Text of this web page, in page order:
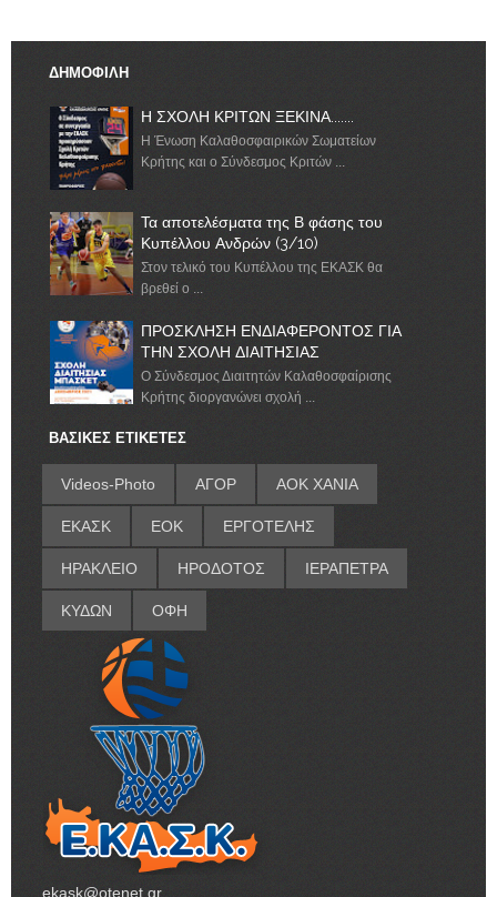
ΔΗΜΟΦΙΛΗ
Η ΣΧΟΛΗ ΚΡΙΤΩΝ ΞΕΚΙΝΑ.......
Η Ένωση Καλαθοσφαιρικών Σωματείων
Κρήτης και ο Σύνδεσμος Κριτών ...
Τα αποτελέσματα της Β φάσης του
Κυπέλλου Ανδρών (3/10)
Στον τελικό του Κυπέλλου της ΕΚΑΣΚ θα
βρεθεί ο ...
ΠΡΟΣΚΛΗΣΗ ΕΝΔΙΑΦΕΡΟΝΤΟΣ ΓΙΑ
ΤΗΝ ΣΧΟΛΗ ΔΙΑΙΤΗΣΙΑΣ
Ο Σύνδεσμος Διαιτητών Καλαθοσφαίρισης
Κρήτης διοργανώνει σχολή ...
ΒΑΣΙΚΕΣ ΕΤΙΚΕΤΕΣ
Videos-Photo ΑΓΟΡ ΑΟΚ ΧΑΝΙΑ
ΕΚΑΣΚ ΕΟΚ ΕΡΓΟΤΕΛΗΣ
ΗΡΑΚΛΕΙΟ ΗΡΟΔΟΤΟΣ ΙΕΡΑΠΕΤΡΑ
ΚΥΔΩΝ ΟΦΗ
ekask@otenet.gr